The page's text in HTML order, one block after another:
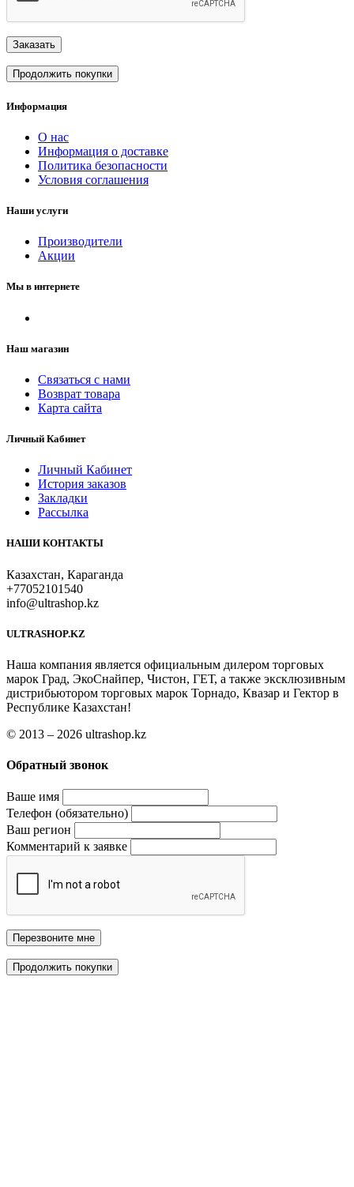
Заказать
Продолжить покупки
Информация
О нас
Информация о доставке
Политика безопасности
Условия соглашения
Наши услуги
Производители
Акции
Мы в интернете
Наш магазин
Связаться с нами
Возврат товара
Карта сайта
Личный Кабинет
Личный Кабинет
История заказов
Закладки
Рассылка
НАШИ КОНТАКТЫ
Казахстан, Караганда
+77052101540
info@ultrashop.kz
ULTRASHOP.KZ
Наша компания является официальным дилером торговых
марок Град, ЭкоСнайпер, Чистон, ГЕТ, а также эксклюзивным
дистрибьютором торговых марок Торнадо, Квазар и Гектор в
Республике Казахстан!
© 2013 – 2026 ultrashop.kz
Обратный звонок
Ваше имя
Телефон (обязательно)
Ваш регион
Комментарий к заявке
Перезвоните мне
Продолжить покупки